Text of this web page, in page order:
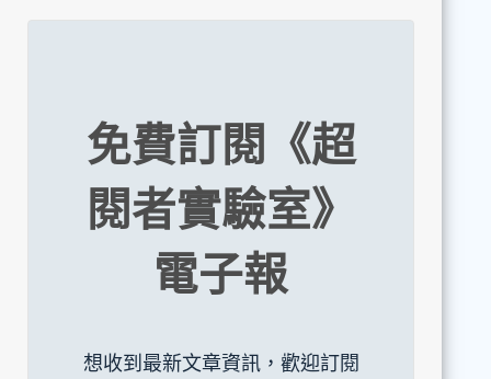
免費訂閱《超
閱者實驗室》
電子報
想收到最新文章資訊，歡迎訂閱